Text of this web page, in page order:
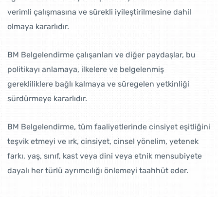
verimli çalışmasına ve sürekli iyileştirilmesine dahil
olmaya kararlıdır.
BM Belgelendirme çalışanları ve diğer paydaşlar, bu
politikayı anlamaya, ilkelere ve belgelenmiş
gerekliliklere bağlı kalmaya ve süregelen yetkinliği
sürdürmeye kararlıdır.
BM Belgelendirme, tüm faaliyetlerinde cinsiyet eşitliğini
teşvik etmeyi ve ırk, cinsiyet, cinsel yönelim, yetenek
farkı, yaş, sınıf, kast veya dini veya etnik mensubiyete
dayalı her türlü ayrımcılığı önlemeyi taahhüt eder.